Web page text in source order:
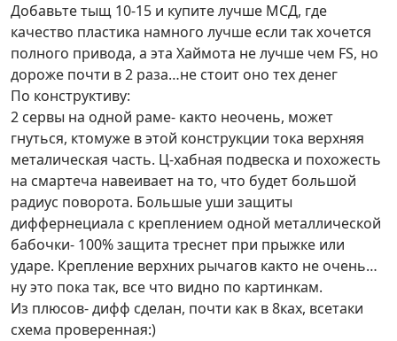
Добавьте тыщ 10-15 и купите лучше МСД, где
качество пластика намного лучше если так хочется
полного привода, а эта Хаймота не лучше чем FS, но
дороже почти в 2 раза…не стоит оно тех денег
По конструктиву:
2 сервы на одной раме- както неочень, может
гнуться, ктомуже в этой конструкции тока верхняя
металическая часть. Ц-хабная подвеска и похожесть
на смартеча навеивает на то, что будет большой
радиус поворота. Большые уши защиты
диффернециала с креплением одной металлической
бабочки- 100% защита треснет при прыжке или
ударе. Крепление верхних рычагов както не очень…
ну это пока так, все что видно по картинкам.
Из плюсов- дифф сделан, почти как в 8ках, всетаки
схема проверенная:)